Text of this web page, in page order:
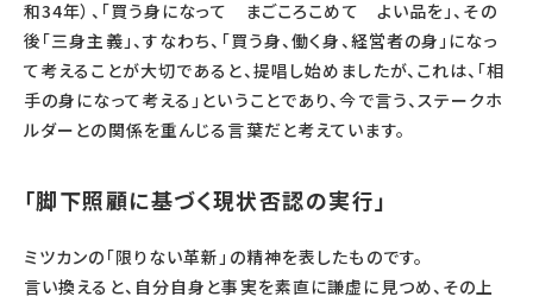
和34年）、「買う身になって まごころこめて よい品を」、その
後「三身主義」、すなわち、「買う身、働く身、経営者の身」になっ
て考えることが大切であると、提唱し始めましたが、これは、「相
手の身になって考える」ということであり、今で言う、ステークホ
ルダーとの関係を重んじる言葉だと考えています。
「脚下照顧に基づく現状否認の実行」
ミツカンの「限りない革新」の精神を表したものです。
言い換えると、自分自身と事実を素直に謙虚に見つめ、その上